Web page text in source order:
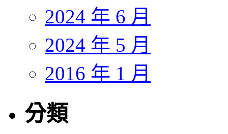
2024 年 6 月
2024 年 5 月
2016 年 1 月
分類